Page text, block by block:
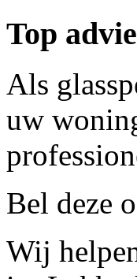
Top
Als
uw
Bel deze
Wij